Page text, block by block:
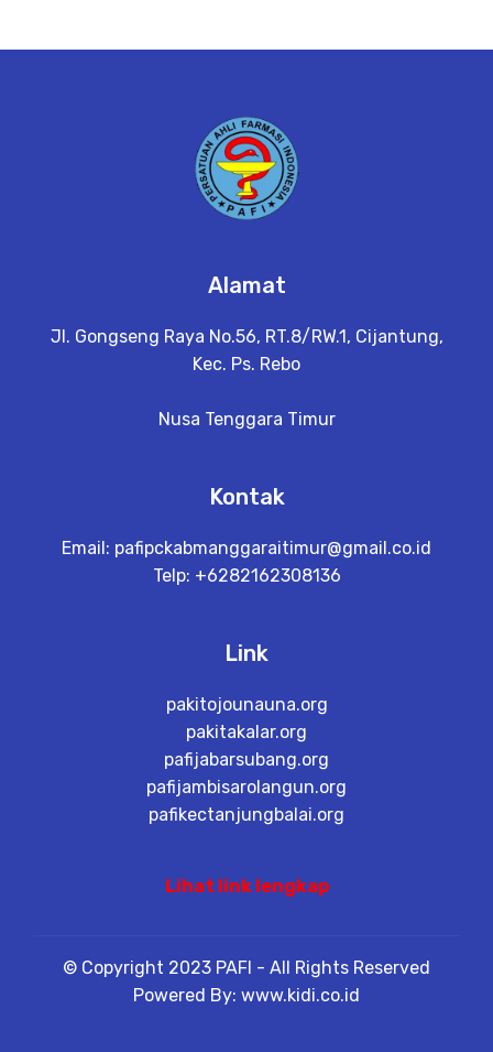
Alamat
Jl. Gongseng Raya No.56, RT.8/RW.1, Cijantung,
Kec. Ps. Rebo
Nusa Tenggara Timur
Kontak
Email: pafipckabmanggaraitimur@gmail.co.id
Telp: +6282162308136
Link
pakitojounauna.org
pakitakalar.org
pafijabarsubang.org
pafijambisarolangun.org
pafikectanjungbalai.org
Lihat link lengkap
© Copyright 2023 PAFI - All Rights Reserved
Powered By: www.kidi.co.id